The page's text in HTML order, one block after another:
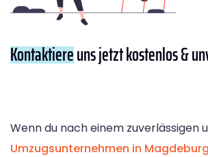
Kontaktiereuns jetzt kostenlos &
Wenn du nach einem zuverlässigen
Umzugsunternehmen in Magdeburg